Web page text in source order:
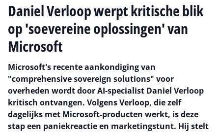
Daniel Verloop werpt kritische blik
op 'soevereine oplossingen' van
Microsoft
Microsoft's recente aankondiging van
"comprehensive sovereign solutions" voor
overheden wordt door AI-specialist Daniel Verloop
kritisch ontvangen. Volgens Verloop, die zelf
dagelijks met Microsoft-producten werkt, is deze
stap een paniekreactie en marketingstunt. Hij stelt